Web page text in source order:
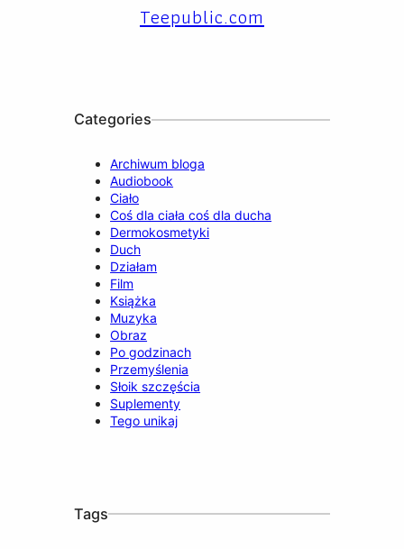
e
b
T
u
t
a
o
Teepublic.com
Categories
Archiwum bloga
Audiobook
Ciało
Coś dla ciała coś dla ducha
Dermokosmetyki
Duch
Działam
Film
Książka
Muzyka
Obraz
Po godzinach
Przemyślenia
Słoik szczęścia
Suplementy
Tego unikaj
Tags